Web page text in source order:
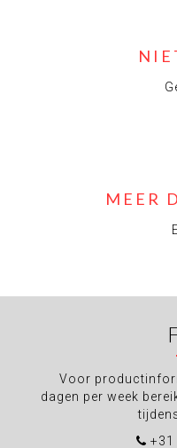
MEER
Voor
dagen per week
+31